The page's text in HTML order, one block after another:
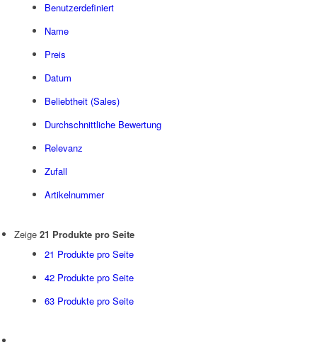
Benutzerdefiniert
Name
Preis
Datum
Beliebtheit (Sales)
Durchschnittliche Bewertung
Relevanz
Zufall
Artikelnummer
Zeige 21 Produkte pro Seite
21 Produkte pro Seite
42 Produkte pro Seite
63 Produkte pro Seite